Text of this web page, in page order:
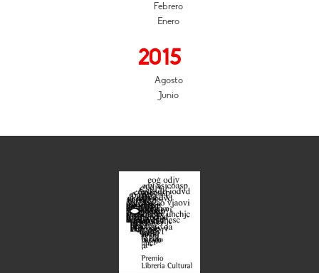
Febrero
Enero
2015
Agosto
Junio